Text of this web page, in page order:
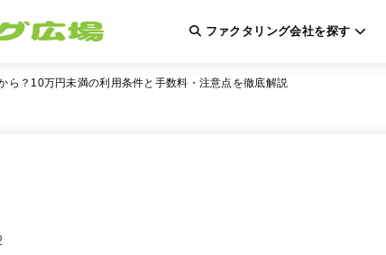
ファクタリング会社を探す
ら？10万円未満の利用条件と手数料・注意点を徹底解説